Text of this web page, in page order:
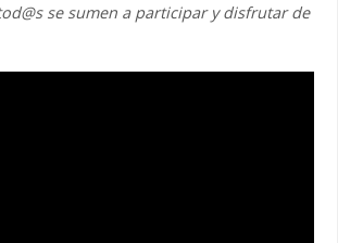
se sumen a participar y disfrutar de